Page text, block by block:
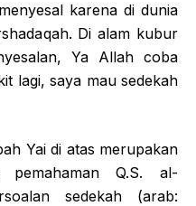
karena di dunia
Di alam kubur
Ya Allah coba
lagi, saya mau sedekah
Yai di atas merupakan
Q.S. al-
sedekah (arab: